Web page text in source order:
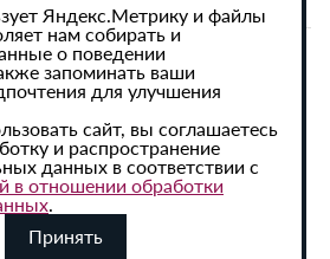
сайта активная
64» обязательна.
Яндекс.Метрику и файлы
нам собирать и
о поведении
запоминать ваши
для улучшения
сайт, вы соглашаетесь
и распространение
данных в соответствии с
в отношении обработки
.
Принять